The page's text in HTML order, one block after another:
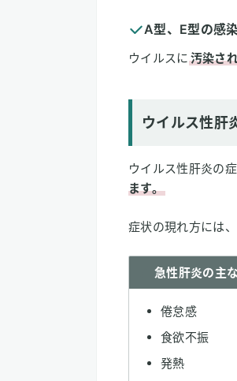
A型、E型の感
ウイルスに汚染さ
ウイルス性肝
ウイルス性肝炎の症
ます。
症状の現れ方には
急性肝炎の主
倦怠感
食欲不振
発熱